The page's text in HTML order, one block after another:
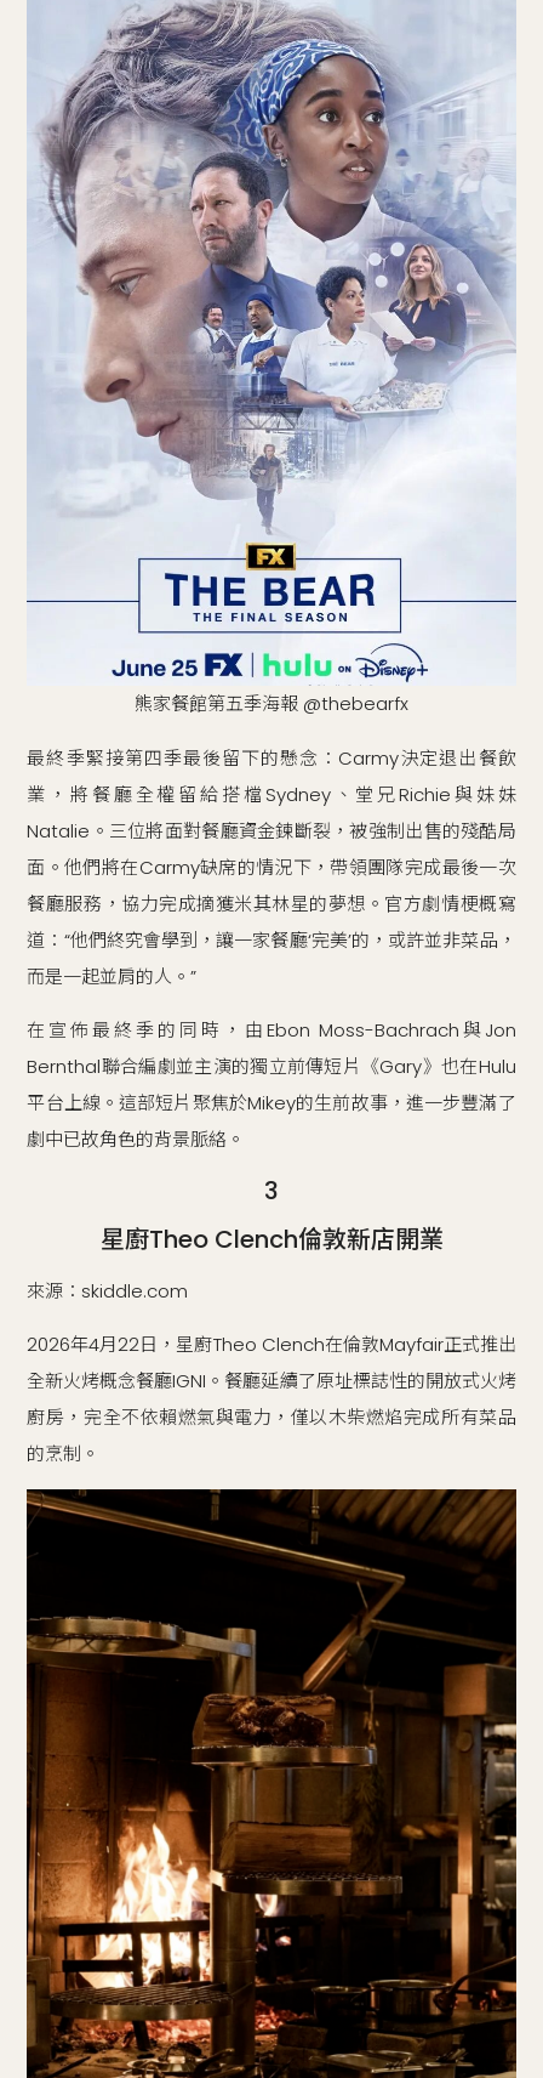
熊家餐館第五季海報 @thebearfx
最終季緊接第四季最後留下的懸念：Carmy決定退出餐飲
業，將餐廳全權留給搭檔Sydney、堂兄Richie與妹妹
Natalie。三位將面對餐廳資金鍊斷裂，被強制出售的殘酷局
面。他們將在Carmy缺席的情況下，帶領團隊完成最後一次
餐廳服務，協力完成摘獲米其林星的夢想。官方劇情梗概寫
道：“他們終究會學到，讓一家餐廳‘完美’的，或許並非菜品，
而是一起並肩的人。”
在宣佈最終季的同時，由Ebon Moss-Bachrach與Jon
Bernthal聯合編劇並主演的獨立前傳短片《Gary》也在Hulu
平台上線。這部短片聚焦於Mikey的生前故事，進一步豐滿了
劇中已故角色的背景脈絡。
3
星廚Theo Clench倫敦新店開業
來源：skiddle.com
2026年4月22日，星廚Theo Clench在倫敦Mayfair正式推出
全新火烤概念餐廳IGNI。餐廳延續了原址標誌性的開放式火烤
廚房，完全不依賴燃氣與電力，僅以木柴燃焰完成所有菜品
的烹制。